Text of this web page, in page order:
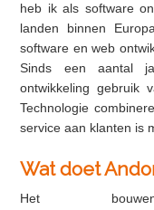
heb ik als software
landen binnen
software en web
Sinds een aantal
ontwikkeling gebruik
Technologie
service aan klanten is
Wat doet
Het